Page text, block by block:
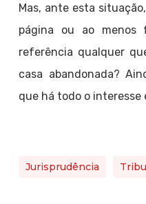
Mas, ante esta
página ou ao menos
referência qualquer
casa abandonada?
que há todo o interesse
Jurisprudência